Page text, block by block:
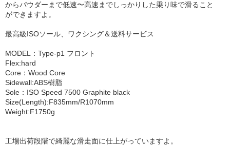
からパウダーまで低速〜高速までしっかりした乗り味で滑ること
ができますよ。
最高級ISOソール、ワクシング＆送料サービス
MODEL：Type-p1 フロント
Flex:hard
Core：Wood Core
Sidewall:ABS樹脂
Sole：ISO Speed 7500 Graphite black
Size(Length):F835mm/R1070mm
Weight:F1750g
工場出荷段階で綺麗な滑走面に仕上がっていますよ。